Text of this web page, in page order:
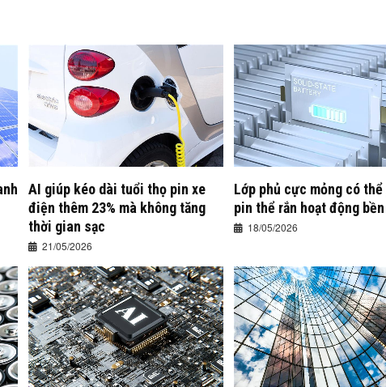
AI giúp kéo dài tuổi thọ pin xe
điện thêm 23% mà không tăng
thời gian sạc
21/05/2026
Lớp phủ cực mỏng có
pin thể rắn hoạt động
18/05/2026